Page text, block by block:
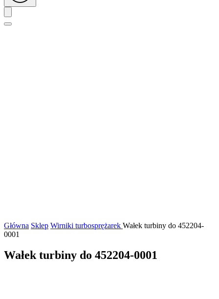
Główna Sklep Wirniki turbosprężarek Wałek turbiny do 452204-
0001
Wałek turbiny do 452204-0001